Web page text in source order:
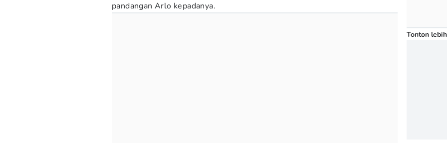
pandangan Arlo kepadanya.
Tonton